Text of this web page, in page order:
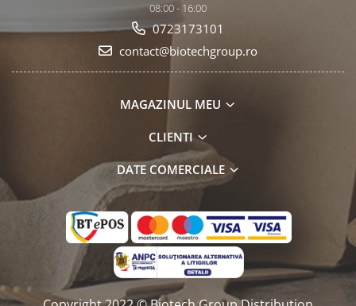
08:00 - 16:00
0723173101
contact@biotechgroup.ro
MAGAZINUL MEU
CLIENTI
DATE COMERCIALE